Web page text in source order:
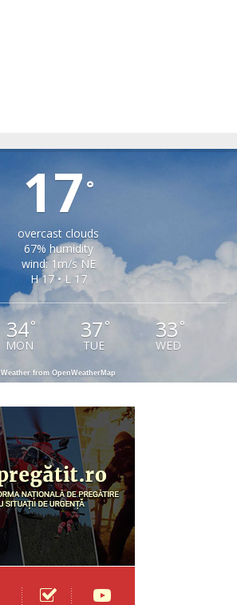
17°
overcast clouds
67% humidity
wind: 1m/s NE
H 17 • L 17
34°
MON
37 °
TUE
33 °
WED
Weather from OpenWeatherMap